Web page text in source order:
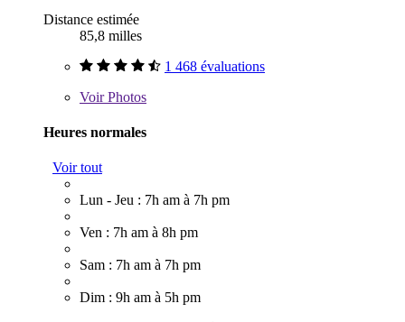
Distance estimée
85,8 milles
1 468 évaluations
VoirPhotos
Heures normales
Voir tout
Lun - Jeu : 7h am à 7h pm
Ven : 7h am à 8h pm
Sam : 7h am à 7h pm
Dim : 9h am à 5h pm